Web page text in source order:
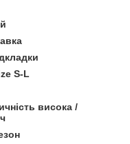
S-L
висока /